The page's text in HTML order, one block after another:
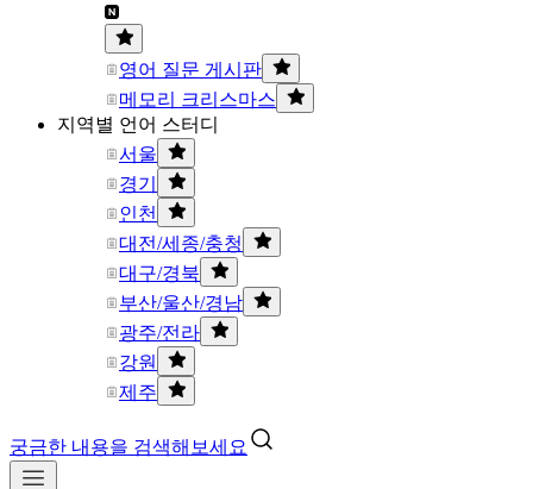
영어 질문 게시판
메모리 크리스마스
지역별 언어 스터디
서울
경기
인천
대전/세종/충청
대구/경북
부산/울산/경남
광주/전라
강원
제주
궁금한 내용을 검색해보세요